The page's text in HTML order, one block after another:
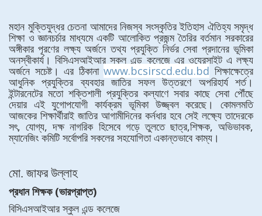
মহান মুক্তিযুদ্ধর চেতনা আমাদের নিজস্ব সংস্কৃতির ইতিহাস ঐতিহ্য সমৃদ্ধ
শিক্ষা ও জ্ঞানচর্চার মাধ্যমে একটি আলোকিত প্রজন্ম তৈরির বর্তমান সরকারের
অঙ্গীকার পূরণের লক্ষ্য অর্জনে তথ্য প্রযুক্তি নির্ভর সেবা প্রদানের ভূমিকা
অনস্বীকার্য। বিসিএসআইআর স্কুল এন্ড কলেজে এর ওযেরসাইট এ লক্ষ্য
অর্জনে সচেষ্ট। এর ঠিকানাwww.bcsirscd.edu.bd শিক্ষাক্ষেত্রে
আধুনিক প্রযুক্তির ব্যবহার জাতির সফল উত্তরণে অপরিহার্য শর্ত।
ইন্টারনেটের মতো শক্তিশালী প্রযুক্তির কল্যাণে সবার কাছে সেবা পৌঁছে
দেয়ার এই যুগোপযোগী কার্যক্রম ভূমিকা উজ্জ্বল করেছে। কোমলমতি
আজকের শিক্ষার্থীরাই জাতির আগামীদিনের কর্নধার হবে সেই লক্ষ্যে তাদেরকে
সৎ, যোগ্য, দক্ষ নাগরিক হিসেবে গড়ে তুলতে ছাত্র,শিক্ষক, অভিভাবক,
ম্যানেজিং কমিটি সর্বোপরি সকলের সহযোগিতা একান্তভাবে কাম্য।
মো. জাফর উল্লাহ
প্রধান শিক্ষক (ভারপ্রাপ্ত)
বিসিএসআইআর স্কুল এন্ড কলেজে